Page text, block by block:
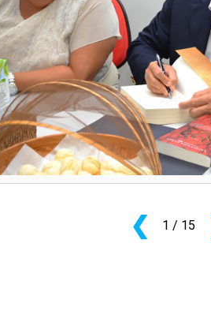
❮ 1 / 15